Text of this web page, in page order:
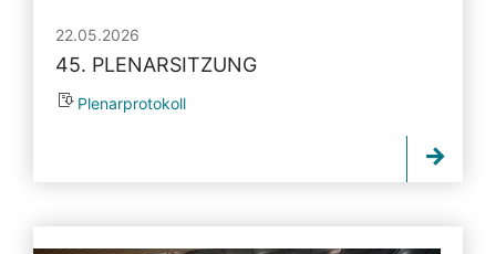
22.05.2026
45. PLENARSITZUNG
Plenarprotokoll